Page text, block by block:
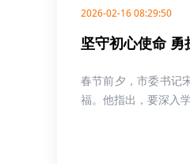
2026-02-16 08:29:50
坚守初心使命 勇
春节前夕，市委书记
福。他指出，要深入